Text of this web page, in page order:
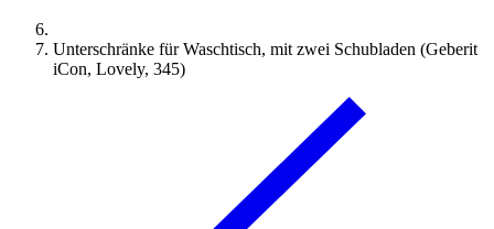
Unterschränke für Waschtisch, mit zwei Schubladen (Geberit
iCon, Lovely, 345)